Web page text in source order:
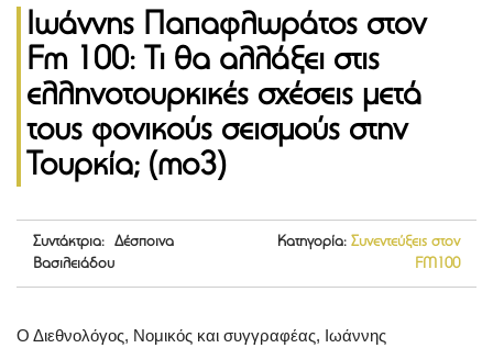
Ιωάννης Παπαφλωράτος στον
Fm 100: Τι θα αλλάξει στις
ελληνοτουρκικές σχέσεις μετά
τους φονικούς σεισμούς στην
Τουρκία; (mo3)
Συντάκτρια: Δέσποινα
Βασιλειάδου
Κατηγορία: Συνεντεύξεις στον
FM100
Ο Διεθνολόγος, Νομικός και συγγραφέας, Ιωάννης